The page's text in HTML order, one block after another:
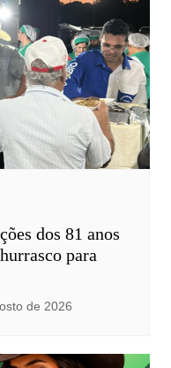
dos 81 anos
para
de 2026